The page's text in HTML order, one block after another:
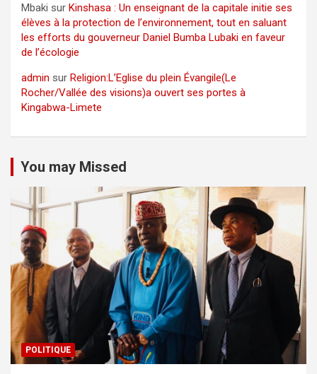
Mbaki sur Kinshasa : Un enseignant de la capitale initie ses
élèves à la protection de l’environnement, tout en saluant
les efforts du gouverneur Daniel Bumba Lubaki en faveur
de l’écologie
admin sur Religion:L’Eglise du plein Évangile(Le
Rocher/Vallée des visions)a ouvert ses portes à
Kingabwa-Limete
You may Missed
POLITIQUE